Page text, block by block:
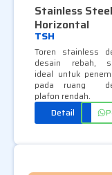
Stainless Steel
Horizontal
TSH
Toren stainless
desain rebah,
ideal untuk
pada ruang
plafon rendah.
Detail